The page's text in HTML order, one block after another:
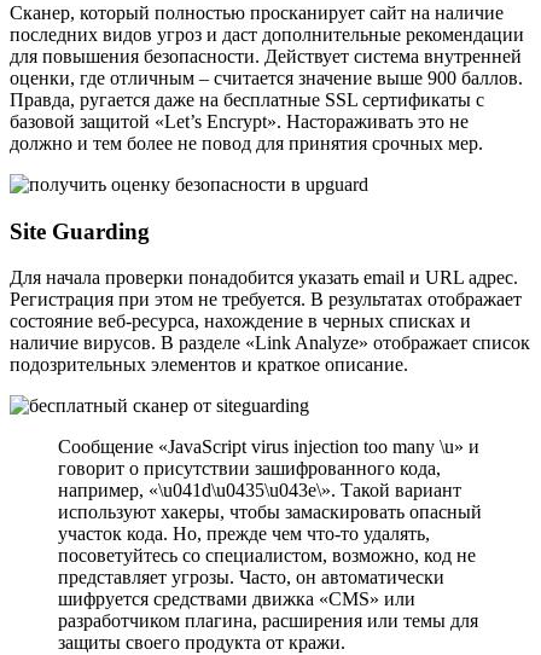
Сканер, который полностью просканирует сайт на наличие
последних видов угроз и даст дополнительные рекомендации
для повышения безопасности. Действует система внутренней
оценки, где отличным – считается значение выше 900 баллов.
Правда, ругается даже на бесплатные SSL сертификаты с
базовой защитой «Let’s Encrypt». Настораживать это не
должно и тем более не повод для принятия срочных мер.
Site Guarding
Для начала проверки понадобится указать email и URL адрес.
Регистрация при этом не требуется. В результатах отображает
состояние веб-ресурса, нахождение в черных списках и
наличие вирусов. В разделе «Link Analyze» отображает список
подозрительных элементов и краткое описание.
Сообщение «JavaScript virus injection too many \u» и
говорит о присутствии зашифрованного кода,
например, «\u041d\u0435\u043e\». Такой вариант
используют хакеры, чтобы замаскировать опасный
участок кода. Но, прежде чем что-то удалять,
посоветуйтесь со специалистом, возможно, код не
представляет угрозы. Часто, он автоматически
шифруется средствами движка «CMS» или
разработчиком плагина, расширения или темы для
защиты своего продукта от кражи.